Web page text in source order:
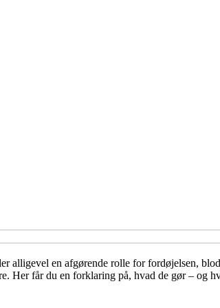
alligevel en afgørende rolle for fordøjelsen,
Her får du en forklaring på, hvad de gør – og